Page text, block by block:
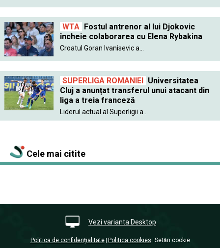
WTA Fostul antrenor al lui Djokovic
încheie colaborarea cu Elena Rybakina
Croatul Goran Ivanisevic a...
SUPERLIGA ROMANIEI Universitatea
Cluj a anunțat transferul unui atacant din
liga a treia franceză
Liderul actual al Superligii a...
Cele mai citite
Vezi varianta Desktop
Politica de confidențialitate| Politica cookies Setări cookie